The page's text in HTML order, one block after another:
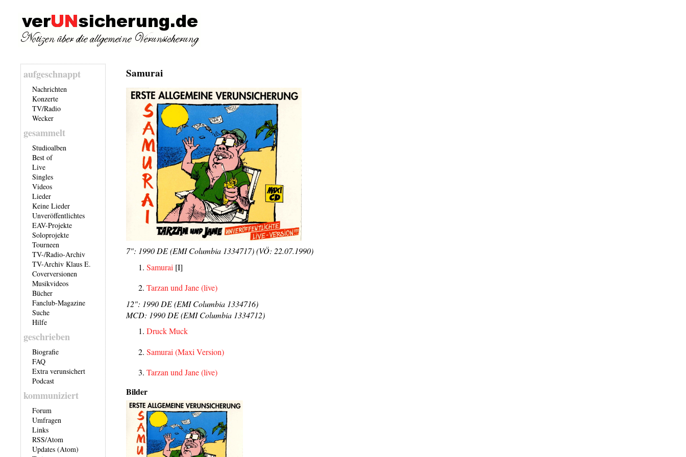
aufgeschnappt
Nachrichten
Konzerte
TV/Radio
Wecker
gesammelt
Studioalben
Best of
Live
Singles
Videos
Lieder
Keine Lieder
Unveröffentlichtes
EAV-Projekte
Soloprojekte
Tourneen
TV-/Radio-Archiv
TV-Archiv Klaus E.
Coverversionen
Musikvideos
Bücher
Fanclub-Magazine
Suche
Hilfe
geschrieben
Biografie
FAQ
Extra verunsichert
Podcast
kommuniziert
Forum
Umfragen
Links
RSS/Atom
Updates (Atom)
Samurai
7": 1990 DE (EMI Columbia 1334717) (VÖ: 22.07.1990)
Samurai [I]
Tarzan und Jane (live)
12": 1990 DE (EMI Columbia 1334716)
MCD: 1990 DE (EMI Columbia 1334712)
Druck Muck
Samurai (Maxi Version)
Tarzan und Jane (live)
Bilder